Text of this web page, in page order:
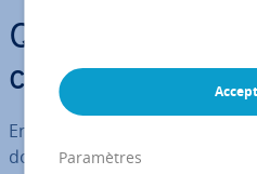
Qu’est-ce que
chown ?
En règle générale, la
dossier en reste pro­prié­taire.
Paramètres